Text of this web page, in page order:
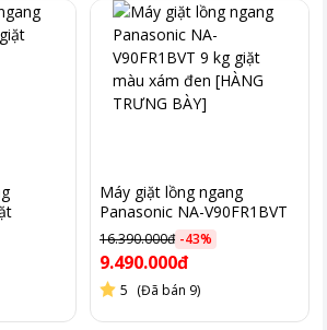
Casper WFD95VGR1là lựa chọn lý
đại với nhiều công nghệ tiên tiến. Để
giặt chính hãngvới giá tốt nhất, hãy ghé
Pico gần nhất.
Máy giặt lồng ngang
Panasonic NA-V90FR1BVT
9 kg giặt màu xám đen
[HÀNG TRƯNG BÀY]
16.390.000đ -43%
9.490.000đ
5 (Đã bán 9)